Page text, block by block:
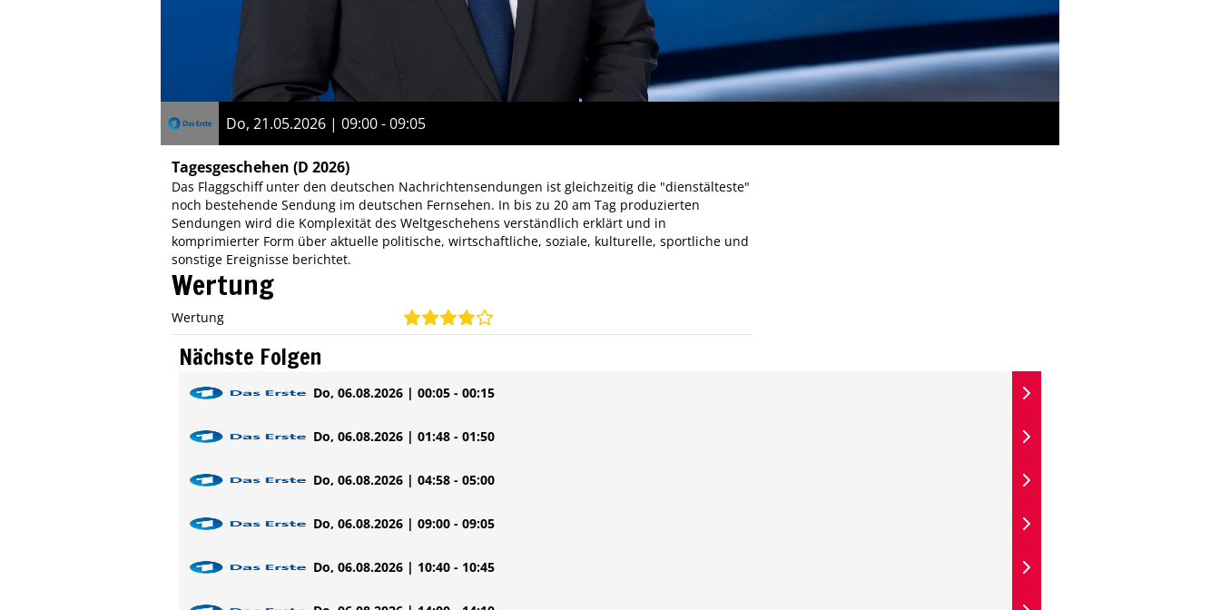
Do, 21.05.2026 | 09:00 - 09:05
Tagesgeschehen (D 2026)
Das Flaggschiff unter den deutschen Nachrichtensendungen ist gleichzeitig die "dienstälteste"
noch bestehende Sendung im deutschen Fernsehen. In bis zu 20 am Tag produzierten
Sendungen wird die Komplexität des Weltgeschehens verständlich erklärt und in
komprimierter Form über aktuelle politische, wirtschaftliche, soziale, kulturelle, sportliche und
sonstige Ereignisse berichtet.
Wertung
Wertung
Nächste Folgen
Do, 06.08.2026 | 00:05 - 00:15
Do, 06.08.2026 | 01:48 - 01:50
Do, 06.08.2026 | 04:58 - 05:00
Do, 06.08.2026 | 09:00 - 09:05
Do, 06.08.2026 | 10:40 - 10:45